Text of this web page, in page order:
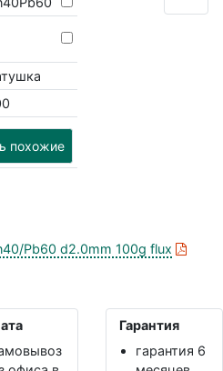
похожие
Pb60 d2.0mm 100g flux
Гарантия
гарантия 6